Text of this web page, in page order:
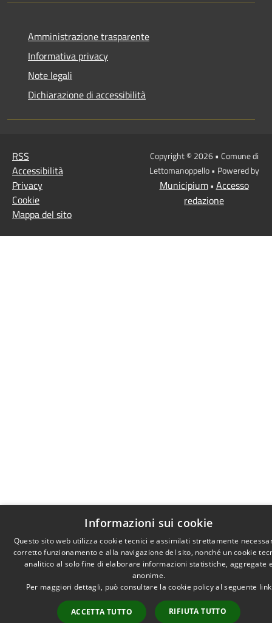
Amministrazione trasparente
Informativa privacy
Note legali
Dichiarazione di accessibilità
RSS
Accessibilità
Privacy
Cookie
Mappa del sito
Copyright © 2026 • Comune di
Lettomanoppello • Powered by
Municipium• Accesso
redazione
Informazioni sui cookie
Questo sito web utilizza cookie tecnici e assimilati strettamente
corretto funzionamento e alla navigazione del sito, nonché un cookie
analitico al solo fine di elaborare informazioni statistiche, aggregate
anonime.
Per maggiori dettagli, può consultare la cookie policy al seguente link
ACCETTA TUTTO RIFIUTA TUTTO